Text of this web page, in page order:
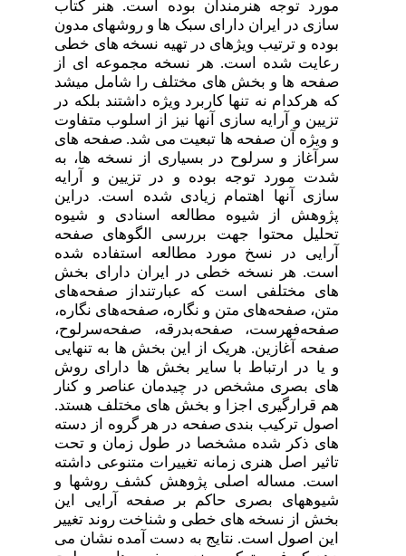
مورد توجه هنرمندان بوده است. هنر کتاب
سازی در ایران دارای سبک ها و روشهای مدون
بوده و ترتیب ویژهای در تهیه نسخه های خطی
رعایت شده است. هر نسخه مجموعه ای از
صفحه ها و بخش های مختلف را شامل میشد
که هرکدام نه تنها کاربرد ویژه داشتند بلکه در
تزیین و آرایه سازی آنها نیز از اسلوب متفاوت
و ویژه آن صفحه ها تبعیت می شد. صفحه های
سرآغاز و سرلوح در بسیاری از نسخه ها، به
شدت مورد توجه بوده و در تزیین و آرایه
سازی آنها اهتمام زیادی شده است. دراین
پژوهش از شیوه مطالعه اسنادی و شیوه
تحلیل محتوا جهت بررسی الگوهای صفحه
آرایی در نسخ مورد مطالعه استفاده شده
است. هر نسخه خطی در ایران دارای بخش
های مختلفی است که عبارتنداز صفحه‌های
متن، صفحه‌های متن و نگاره، صفحه‌های نگاره،
صفحه‌فهرست، صفحه‌بدرقه، صفحه‌سرلوح،
صفحه آغازین. هریک از این بخش ها به تنهایی
و یا در ارتباط با سایر بخش ها دارای روش
های بصری مشخص در چیدمان عناصر و کنار
هم قرارگیری اجزا و بخش های مختلف هستد.
اصول ترکیب بندی صفحه در هر گروه از دسته
های ذکر شده مشخصا در طول زمان و تحت
تاثیر اصل هنری زمانه تغییرات متنوعی داشته
است. مساله اصلی پژوهش کشف روشها و
شیوههای بصری حاکم بر صفحه آرایی این
بخش از نسخه های خطی و شناخت روند تغییر
این اصول است. نتایج به دست آمده نشان می